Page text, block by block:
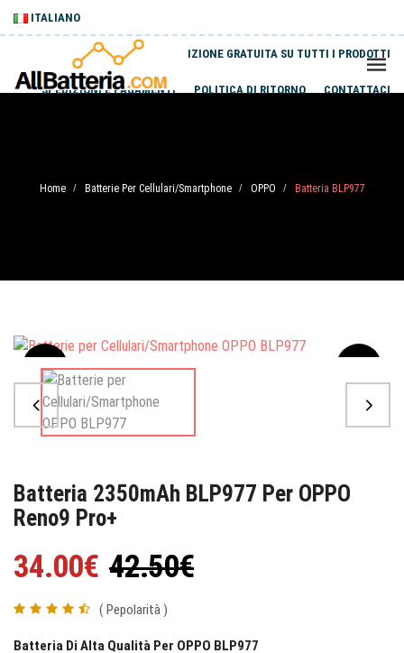
ITALIANO
SPEDIZIONE GRATUITA SU TUTTI I PRODOTTI
SPEDIZIONI E PAGAMENTI POLITICA DI RITORNO CONTATTACI
Home / Batterie Per Cellulari/Smartphone / OPPO / Batteria BLP977
Sale
Batteria 2350mAh BLP977 Per OPPO
Reno9 Pro+
34.00€ 42.50€
( Pepolarità )
Batteria Di Alta Qualità Per OPPO BLP977